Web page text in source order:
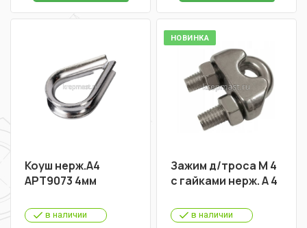
Коуш нерж.А4
АРТ9073 4мм
в наличии
НОВИНКА
Зажим д/троса М 4
с гайками нерж. A 4
в наличии